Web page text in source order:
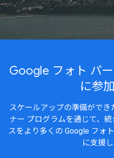
Google フォト パ
に参
スケールアップの準備ができ
ナー プログラムを通じて、
スをより多くの Google フォ
に支援し